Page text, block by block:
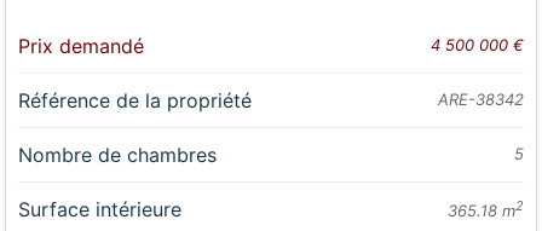
Prix demandé 4 500 000 €
Référence de la propriété ARE-38342
Nombre de chambres 5
Surface intérieure 365.18 m2